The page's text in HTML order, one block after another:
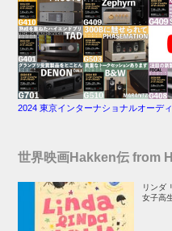
2024 東京インターナショナルオーデ
世界映画Hakken伝 from
リンダ
女子高